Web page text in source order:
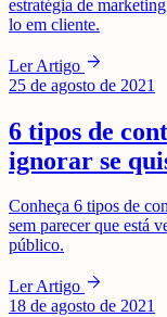
estratégia de
lo em cliente.
Ler Artigo arrow_forward
25 de agosto de 2021
6 tipos de
ignorar se
Conheça 6 tipos de
sem parecer que está
público.
Ler Artigo arrow_forward
18 de agosto de 2021